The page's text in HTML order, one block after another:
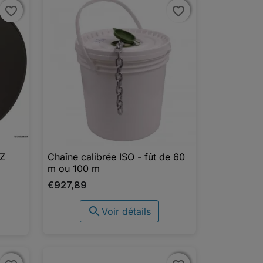
favorite_border
favorite_border
AU PANIER
favorite_border
favorite_border
 Aperçu rapide
Chaîne calibrée ISO - fût de 60
m ou 100 m
€927,89
Voir détails